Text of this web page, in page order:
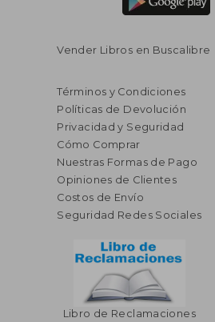
$ 63.39
$ 38.03
Vender Libros en Buscalibre
Términos y Condiciones
Políticas de Devolución
Privacidad y Seguridad
Cómo Comprar
Nuestras Formas de Pago
Opiniones de Clientes
Costos de Envío
Seguridad Redes Sociales
Libro de Reclamaciones